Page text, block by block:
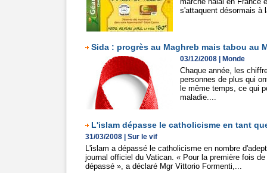
s'attaquent désormais à
Sida : progrès au Maghreb mais tabou au
03/12/2008 Monde
Chaque année, les
personnes de plus qui
le même temps, ce qui
maladie....
L'islam dépasse le catholicisme en tant
31/03/2008 Sur le vif
L'islam a dépassé le catholicisme en nombre
journal officiel du Vatican. « Pour la première fois
dépassé », a déclaré Mgr Vittorio Formenti,...